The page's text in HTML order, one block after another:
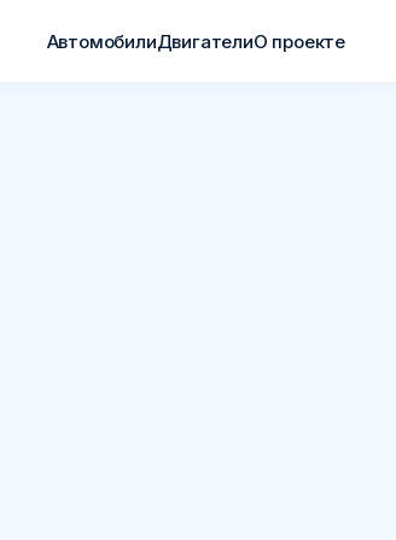
АвтомобилиДвигателиО проекте